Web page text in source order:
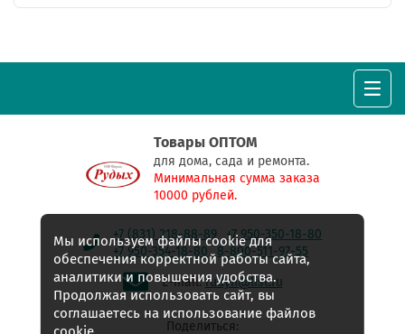
Товары ОПТОМ
для дома, сада и ремонта.
Минимальная сумма заказа
10000 рублей.
+7 (831) 218-88-89
+7 950-350-18-80
+7 950-354-18-80
8-800-511-97-55
E-mail:rudyh@list.ru
Поделиться:
Мы используем файлы cookie для
обеспечения корректной работы сайта,
аналитики и повышения удобства.
Продолжая использовать сайт, вы
соглашаетесь на использование файлов